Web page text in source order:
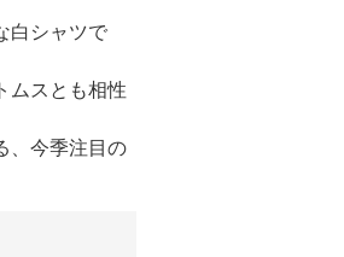
白シャツで
ムスとも相性
、今季注目の